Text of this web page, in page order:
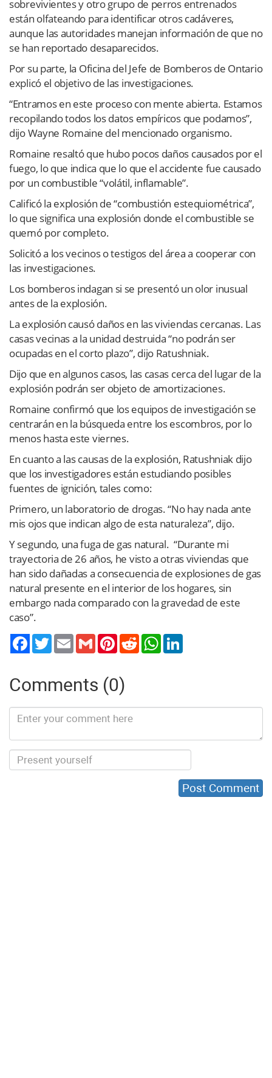
sobrevivientes y otro grupo de perros entrenados
están olfateando para identificar otros cadáveres,
aunque las autoridades manejan información de que no
se han reportado desaparecidos.
Por su parte, la Oficina del Jefe de Bomberos de Ontario
explicó el objetivo de las investigaciones.
“Entramos en este proceso con mente abierta. Estamos
recopilando todos los datos empíricos que podamos”,
dijo Wayne Romaine del mencionado organismo.
Romaine resaltó que hubo pocos daños causados por el
fuego, lo que indica que lo que el accidente fue causado
por un combustible “volátil, inflamable”.
Calificó la explosión de “combustión estequiométrica”,
lo que significa una explosión donde el combustible se
quemó por completo.
Solicitó a los vecinos o testigos del área a cooperar con
las investigaciones.
Los bomberos indagan si se presentó un olor inusual
antes de la explosión.
La explosión causó daños en las viviendas cercanas. Las
casas vecinas a la unidad destruida “no podrán ser
ocupadas en el corto plazo”, dijo Ratushniak.
Dijo que en algunos casos, las casas cerca del lugar de la
explosión podrán ser objeto de amortizaciones.
Romaine confirmó que los equipos de investigación se
centrarán en la búsqueda entre los escombros, por lo
menos hasta este viernes.
En cuanto a las causas de la explosión, Ratushniak dijo
que los investigadores están estudiando posibles
fuentes de ignición, tales como:
Primero, un laboratorio de drogas. “No hay nada ante
mis ojos que indican algo de esta naturaleza”, dijo.
Y segundo, una fuga de gas natural. “Durante mi
trayectoria de 26 años, he visto a otras viviendas que
han sido dañadas a consecuencia de explosiones de gas
natural presente en el interior de los hogares, sin
embargo nada comparado con la gravedad de este
caso”.
TwitterEmail Gmail PinterestReddit WhatsApp
Comments (0)